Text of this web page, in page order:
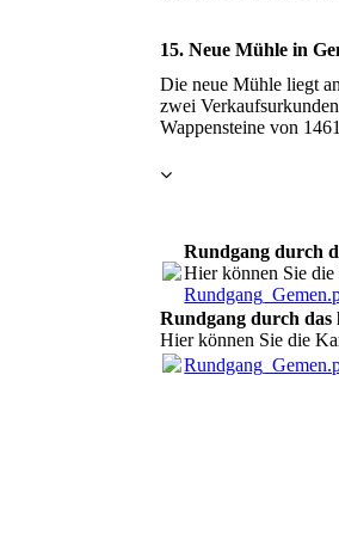
15. Neue Mühle in
Die neue Mühle liegt
zwei
Wappensteine von
Rundgang durch
Hier können Sie
Rundgang durch das
Hier können Sie die